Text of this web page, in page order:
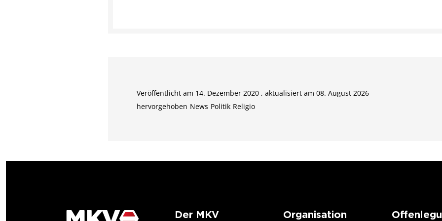
Veröffentlicht am 14. Dezember 2020 , aktualisiert am 08. August 2026
hervorgehoben News Politik Religio
Der MKV Organisation